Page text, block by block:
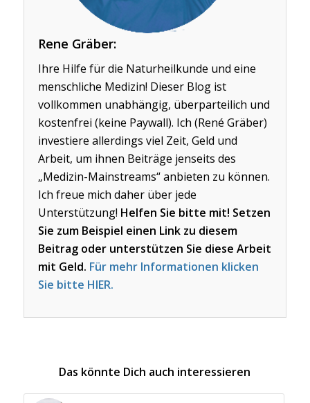
Rene Gräber:
Ihre Hilfe für die Naturheilkunde und eine
menschliche Medizin! Dieser Blog ist
vollkommen unabhängig, überparteilich und
kostenfrei (keine Paywall). Ich (René Gräber)
investiere allerdings viel Zeit, Geld und
Arbeit, um ihnen Beiträge jenseits des
„Medizin-Mainstreams“ anbieten zu können.
Ich freue mich daher über jede
Unterstützung! Helfen Sie bitte mit! Setzen
Sie zum Beispiel einen Link zu diesem
Beitrag oder unterstützen Sie diese Arbeit
mit Geld. Für mehr Informationen klicken
Sie bitte HIER.
Das könnte Dich auch interessieren